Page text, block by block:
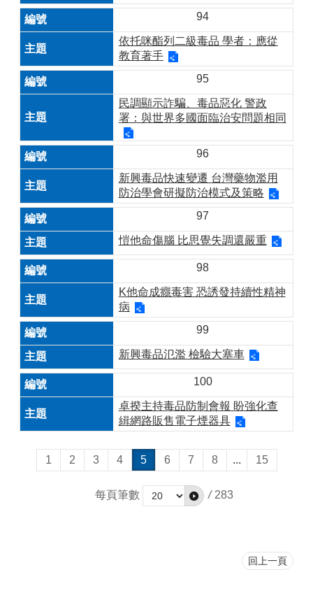
94
依托咪酯列二級毒品 學者：應從
教育著手
95
民調顯示詐騙、毒品惡化 警政
署：與世界多國面臨治安問題相同
96
新興毒品快速變遷 台灣藥物濫用
防治學會研擬防治模式及策略
97
愷他命傷腦 比思覺失調還嚴重
98
K他命成癮毒害 恐誘發持續性精神
病
99
新興毒品氾濫 檢驗大塞車
100
卓揆主持毒品防制會報 盼強化查
緝網路販售電子煙器具
1 2 3 4 5 6 7 8 ... 15
每頁筆數 / 283
回上一頁